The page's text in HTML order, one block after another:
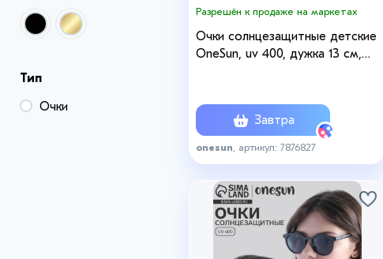
Тип
Очки
Разрешён к продаже на маркетах
Очки солнцезащитные детские
OneSun, uv 400, дужка 13 см,
Завтра
onesun , артикул: 7876827